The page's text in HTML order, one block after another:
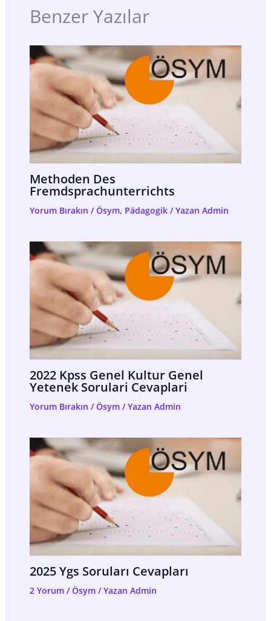
Benzer Yazılar
Methoden Des
Fremdsprachunterrichts
Yorum Bırakın /Ösym, Pädagogik/ Yazan Admin
2022 Kpss Genel Kultur Genel
Yetenek Sorulari Cevaplari
Yorum Bırakın /Ösym/ Yazan Admin
2025 Ygs Soruları Cevapları
2 Yorum /Ösym/ Yazan Admin